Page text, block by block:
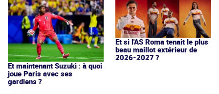
Et maintenant Suzuki : à quoi
joue Paris avec ses
gardiens ?
Et si l'AS Roma tenait le plus
beau maillot extérieur de
2026-2027 ?